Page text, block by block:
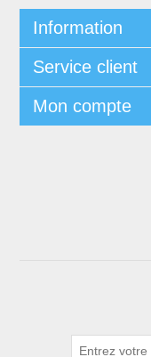
Information
Service client
Mon compte